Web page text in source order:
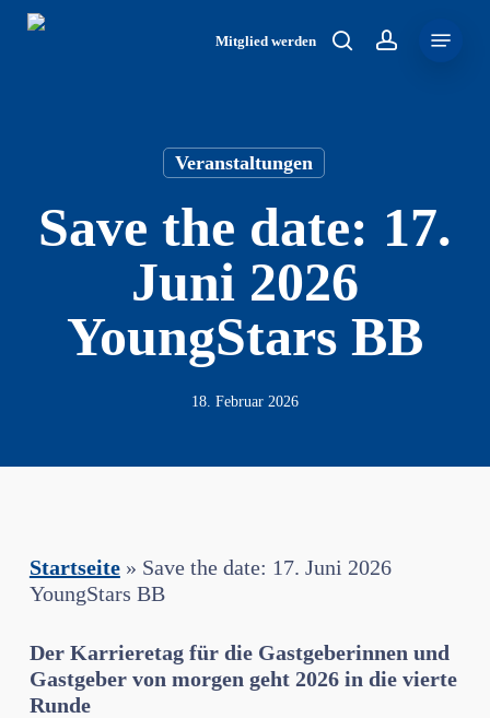
Skip
Mitglied werden searchaccount
Veranstaltungen
Save the date: 17.
Juni 2026
YoungStars BB
18. Februar 2026
Startseite» Save the date: 17. Juni 2026
YoungStars BB
Der Karrieretag für die Gastgeberinnen und
Gastgeber von morgen geht 2026 in die vierte
Runde